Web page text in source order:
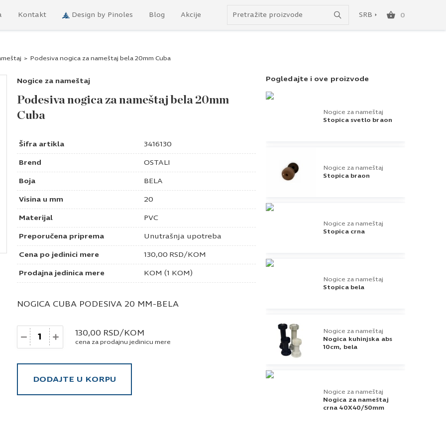
Kontakt Design by Pinoles Blog Akcije SRB 0
> Podesiva nogica za nameštaj bela 20mm Cuba
Nogice za nameštaj
Podesiva nogica za nameštaj bela 20mm
Cuba
Šifra artikla 3416130
Brend OSTALI
Boja BELA
Visina u mm 20
Materijal PVC
Preporučena priprema Unutrašnja upotreba
Cena po jedinici mere 130,00 RSD/KOM
Prodajna jedinica mere KOM (1 KOM)
NOGICA CUBA PODESIVA 20 MM-BELA
Količina 130,00 RSD/KOM
cena za prodajnu jedinicu mere
DODAJTE U KORPU
Pogledajte i ove proizvode
Nogice za nameštaj
Stopica svetlo braon
Nogice za nameštaj
Stopica braon
Nogice za nameštaj
Stopica crna
Nogice za nameštaj
Stopica bela
Nogice za nameštaj
Nogica kuhinjska abs
10cm, bela
Nogice za nameštaj
Nogica za nameštaj
crna 40X40/50mm